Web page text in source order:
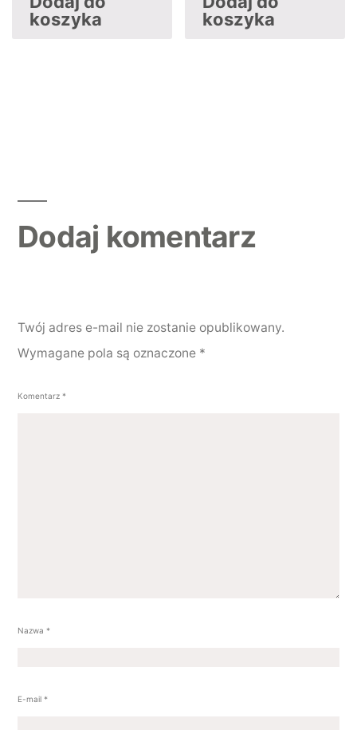
koszyka
koszyka
Dodaj komentarz
Twój adres e-mail nie zostanie opublikowany.
Wymagane pola są oznaczone *
Komentarz *
Nazwa *
E-mail *